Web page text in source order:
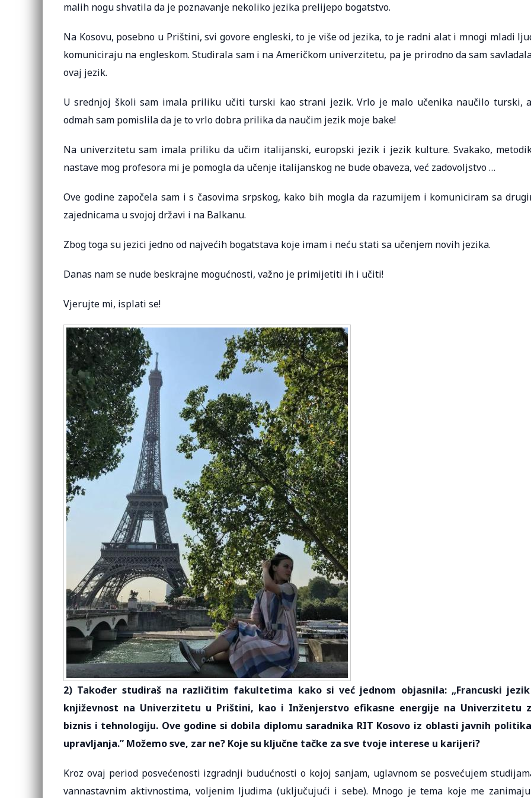
malih nogu shvatila da je poznavanje nekoliko jezika prelijepo bogatstvo.
Na Kosovu, posebno u Prištini, svi govore engleski, to je više od jezika, to je radni alat i mnogi mladi
komuniciraju na engleskom. Studirala sam i na Američkom univerzitetu, pa je prirodno da sam
ovaj jezik.
U srednjoj školi sam imala priliku učiti turski kao strani jezik. Vrlo je malo učenika naučilo turski,
odmah sam pomislila da je to vrlo dobra prilika da naučim jezik moje bake!
Na univerzitetu sam imala priliku da učim italijanski, europski jezik i jezik kulture. Svakako,
nastave mog profesora mi je pomogla da učenje italijanskog ne bude obaveza, već zadovoljstvo …
Ove godine započela sam i s časovima srpskog, kako bih mogla da razumijem i komuniciram sa
zajednicama u svojoj državi i na Balkanu.
Zbog toga su jezici jedno od najvećih bogatstava koje imam i neću stati sa učenjem novih jezika.
Danas nam se nude beskrajne mogućnosti, važno je primijetiti ih i učiti!
Vjerujte mi, isplati se!
2) Također studiraš na različitim fakultetima kako si već jednom objasnila: „Francuski
književnost na Univerzitetu u Prištini, kao i Inženjerstvo efikasne energije na Univerzitetu
biznis i tehnologiju. Ove godine si dobila diplomu saradnika RIT Kosovo iz oblasti javnih
upravljanja.” Možemo sve, zar ne? Koje su ključne tačke za sve tvoje interese u karijeri?
Kroz ovaj period posvećenosti izgradnji budućnosti o kojoj sanjam, uglavnom se posvećujem
vannastavnim aktivnostima, voljenim ljudima (uključujući i sebe). Mnogo je tema koje me